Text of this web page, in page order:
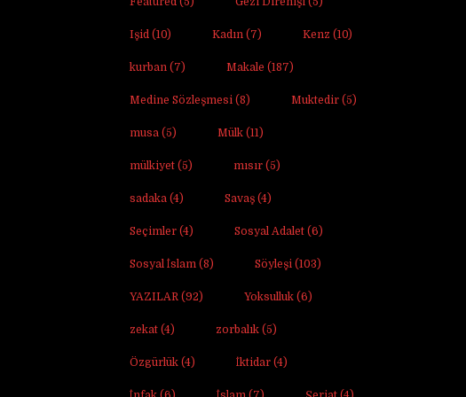
Işid (10) Kadın (7) Kenz (10)
kurban (7) Makale (187)
Medine Sözleşmesi (8) Muktedir (5)
musa (5) Mülk (11)
mülkiyet (5) mısır (5)
sadaka (4) Savaş (4)
Seçimler (4) Sosyal Adalet (6)
Sosyal İslam (8) Söyleşi (103)
YAZILAR (92) Yoksulluk (6)
zekat (4) zorbalık (5)
Özgürlük (4) İktidar (4)